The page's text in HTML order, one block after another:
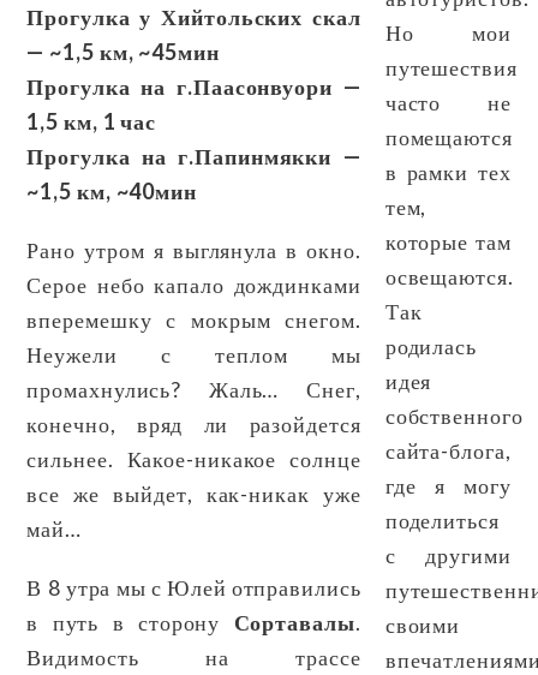
Прогулка у Хийтольских скал
— ~1,5 км, ~45мин
Прогулка на г.Паасонвуори —
1,5 км, 1 час
Прогулка на г.Папинмякки —
~1,5 км, ~40мин
Рано утром я выглянула в окно.
Серое небо капало дождинками
вперемешку с мокрым снегом.
Неужели с теплом мы
промахнулись? Жаль… Снег,
конечно, вряд ли разойдется
сильнее. Какое-никакое солнце
все же выйдет, как-никак уже
май…
В 8 утра мы с Юлей отправились
в путь в сторону Сортавалы.
Видимость на трассе
Но мои
путешествия
часто не
помещаются
в рамки тех
тем,
которые там
освещаются.
Так
родилась
идея
собственного
сайта-блога,
где я могу
поделиться
с другими
своими